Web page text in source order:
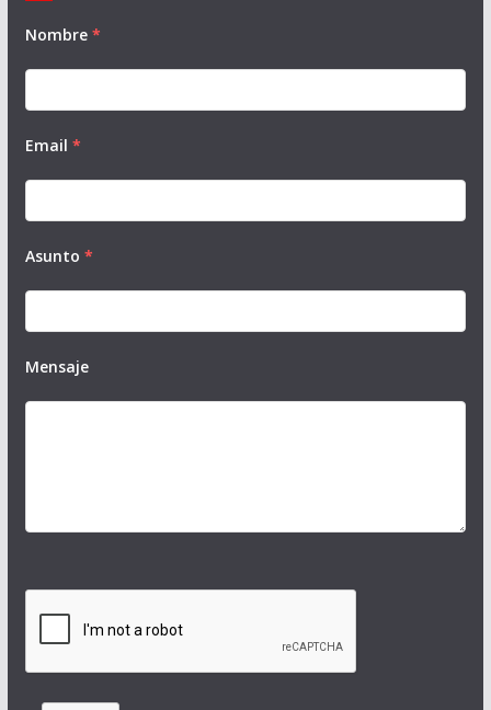
Nombre *
Email *
Asunto *
Mensaje